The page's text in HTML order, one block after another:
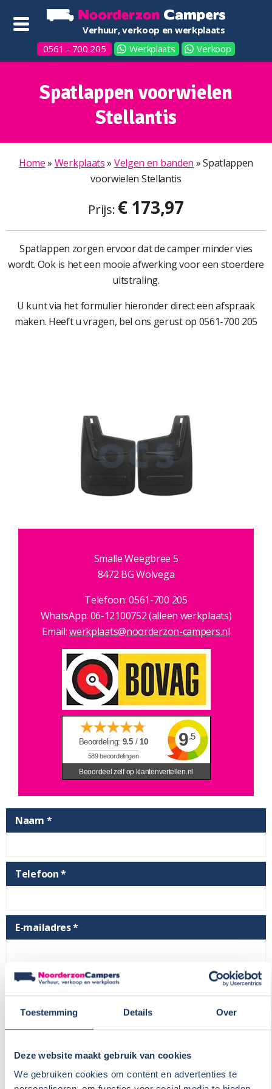
Toestemming Details Over
Deze website maakt gebruik van cookies
We gebruiken cookies om content en advertenties te
Verhuur, verkoop en werkplaats
0561 - 700 205
Werkplaats Verkoop
Spatlappen voorwielen
Stellantis
Home» Werkplaats» Velgen en banden »Spatlappen
voorwielen Stellantis
Prijs: € 173,97
Spatlappen zorgen ervoor dat de camper minder vies
wordt. Ook is het een mooie afwerking voor een stoerdere
uitstraling.
U kunt via het formulier hieronder direct een afspraak
maken. Heeft u vragen, bel ons gerust op 0561-700 205
Smalle Weegbree 5
8472 BG Wolvega
Telefoon: 0561-700 205
WhatsApp: 06-12100752 (alleen werkplaats)
Email:werkplaats@noorderzon-campers.nl
Beoordeling: 9.5/ 10
589beoordelingen
9.5
Beoordeel zelf op klantenvertellen.nl
Naam *
Telefoon *
E-mailadres *
Merk